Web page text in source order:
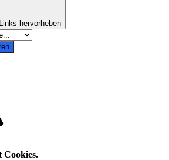
Links hervorheben
Cookies.